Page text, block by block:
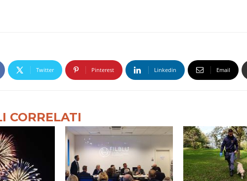
Twitter Pinterest Linkedin Email
CORRELATI